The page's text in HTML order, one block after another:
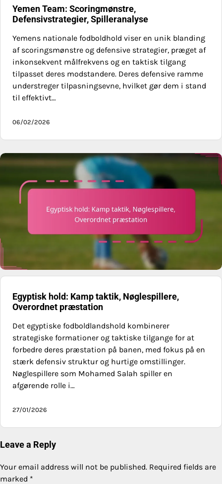
Yemen Team: Scoringmønstre,
Defensivstrategier, Spilleranalyse
Yemens nationale fodboldhold viser en unik blanding
af scoringsmønstre og defensive strategier, præget af
inkonsekvent målfrekvens og en taktisk tilgang
tilpasset deres modstandere. Deres defensive ramme
understreger tilpasningsevne, hvilket gør dem i stand
til effektivt…
06/02/2026
Egyptisk hold: Kamp taktik, Nøglespillere,
Overordnet præstation
Det egyptiske fodboldlandshold kombinerer
strategiske formationer og taktiske tilgange for at
forbedre deres præstation på banen, med fokus på en
stærk defensiv struktur og hurtige omstillinger.
Nøglespillere som Mohamed Salah spiller en
afgørende rolle i…
27/01/2026
Leave a Reply
Your email address will not be published. Required fields are
marked *